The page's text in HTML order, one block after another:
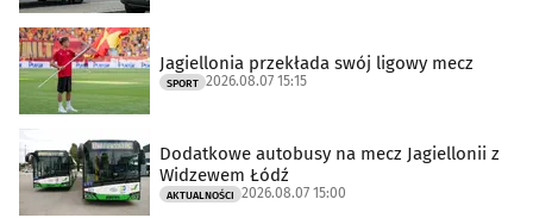
Jagiellonia przekłada swój ligowy mecz
SPORT 2026.08.07 15:15
Dodatkowe autobusy na mecz Jagiellonii z
Widzewem Łódź
AKTUALNOŚCI 2026.08.07 15:00